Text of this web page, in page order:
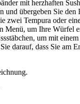
mit herzhaften
und übergeben Sie den
zwei Tempura oder
Menü, um Ihre Würfel
um mit
darauf, dass Sie am